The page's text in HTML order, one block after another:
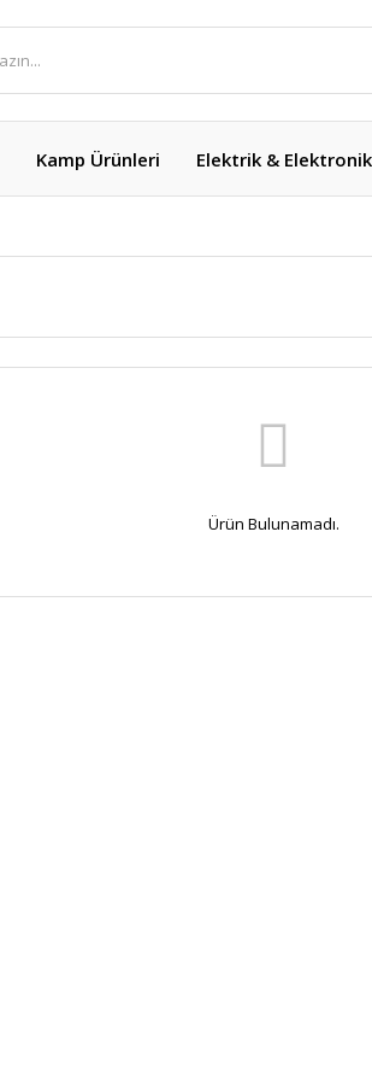
Kamp Ürünleri Elektrik & Elektronik
Ürün Bulunamadı.